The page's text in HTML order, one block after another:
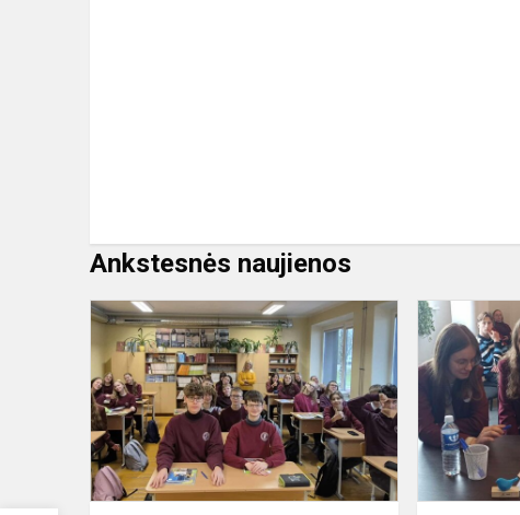
Ankstesnės naujienos